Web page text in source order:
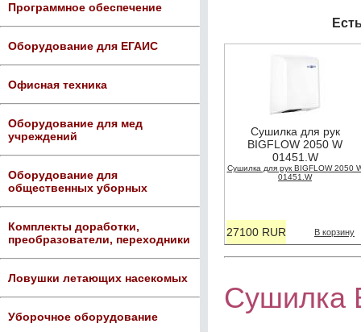
Программное обеспечение
Оборудование для ЕГАИС
Офисная техника
Оборудование для мед
учреждений
Оборудование для
общественных уборных
Комплекты доработки,
преобразователи, переходники
Ловушки летающих насекомых
Уборочное оборудование
Сушилка для рук
BIGFLOW 2050 W
01451.W
Сушилка для рук BIGFLOW 2050
01451.W
27100 RUR В корзину
Сушилка